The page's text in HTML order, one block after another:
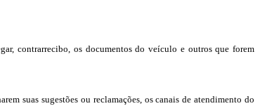
contrarrecibo, os documentos do veículo e outros que forem
suas sugestões ou reclamações, os canais de atendimento do